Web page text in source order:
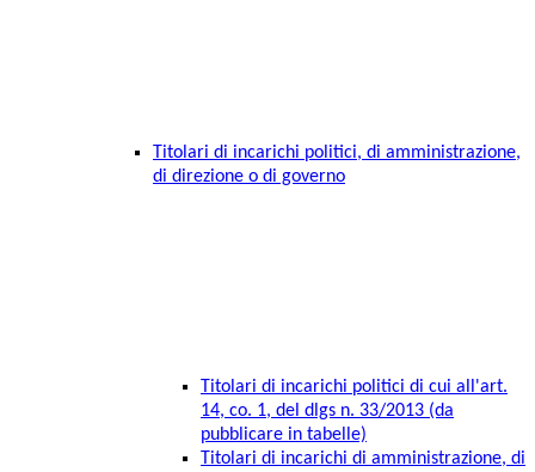
Titolari di incarichi politici, di amministrazione,
di direzione o di governo
Titolari di incarichi politici di cui all'art.
14, co. 1, del dlgs n. 33/2013 (da
pubblicare in tabelle)
Titolari di incarichi di amministrazione, di